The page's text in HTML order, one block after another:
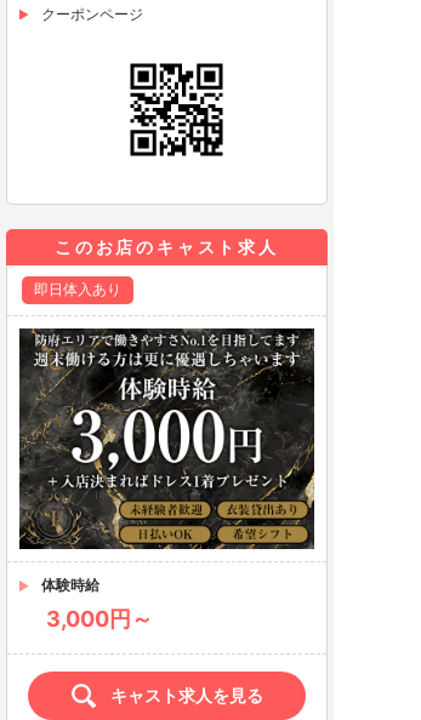
クーポンページ
このお店のキャスト求人
即日体入あり
体験時給
3,000円～
キャスト求人を見る